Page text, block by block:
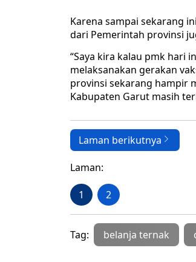
Karena sampai sekarang
dari Pemerintah provinsi
“Saya kira kalau pmk hari
melaksanakan gerakan
provinsi sekarang hampir
Kabupaten Garut masih
Laman berikutnya
Laman:
1 2
Tag: belanja ternak